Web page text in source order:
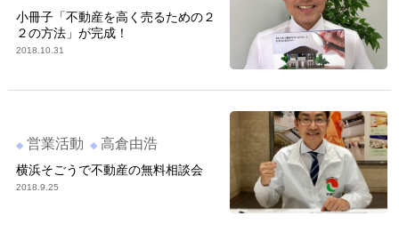
小冊子「不動産を高く売るための２
２の方法」が完成！
2018.10.31
営業活動 高倉由浩
横浜そごうで不動産の無料相談会
2018.9.25